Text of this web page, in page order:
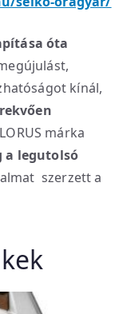
óta
kínál,
márka
a legutolsó
szerzett a